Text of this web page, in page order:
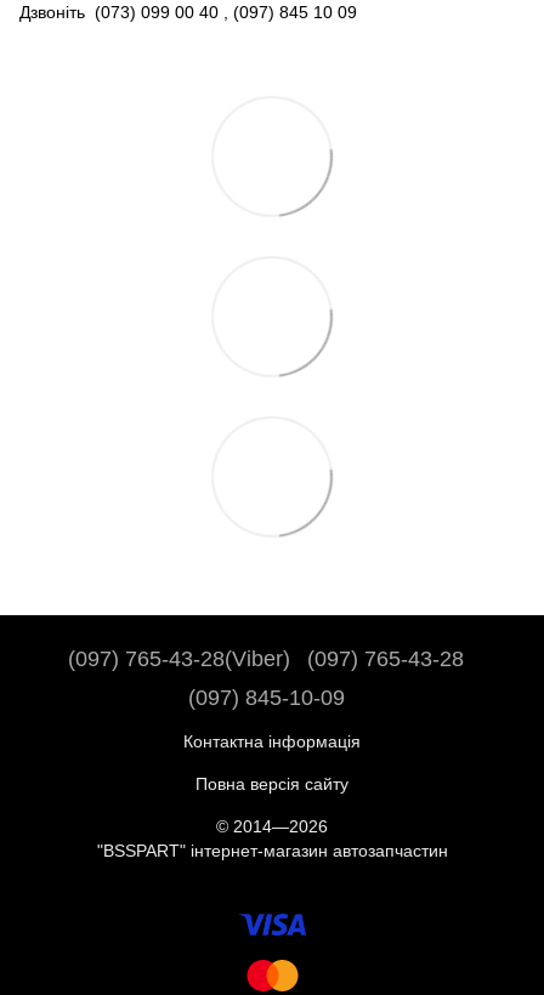
Дзвоніть (073) 099 00 40 , (097) 845 10 09
(097) 765-43-28(Viber)
(097) 765-43-28
(097) 845-10-09
Контактна інформація
Повна версія сайту
© 2014—2026
"BSSPART" інтернет-магазин автозапчастин